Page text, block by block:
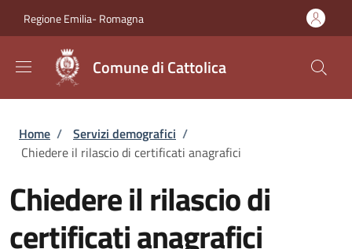
Regione Emilia- Romagna
Comune di Cattolica
Briciole di pane
Home / Servizi demografici /
Chiedere il rilascio di certificati anagrafici
Chiedere il rilascio di
certificati anagrafici